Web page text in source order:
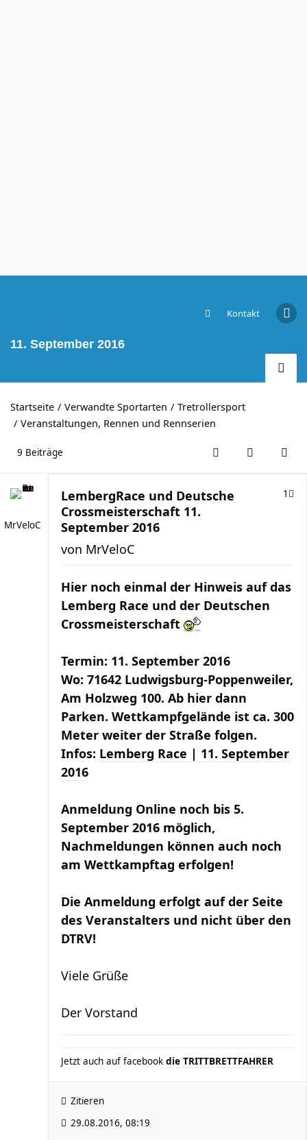
Kontakt
LembergRace und Deutsche Crossmeisterschaft
11. September 2016
Startseite Verwandte Sportarten
Tretrollersport
Veranstaltungen, Rennen und Rennserien
9 Beiträge
MrVeloC
LembergRace und Deutsche
Crossmeisterschaft 11.
September 2016
1
von MrVeloC
Hier noch einmal der Hinweis auf das
Lemberg Race und der Deutschen
Crossmeisterschaft
Termin: 11. September 2016
Wo: 71642 Ludwigsburg-Poppenweiler,
Am Holzweg 100. Ab hier dann
Parken. Wettkampfgelände ist ca. 300
Meter weiter der Straße folgen.
Infos: Lemberg Race | 11. September
2016
Anmeldung Online noch bis 5.
September 2016 möglich,
Nachmeldungen können auch noch
am Wettkampftag erfolgen!
Die Anmeldung erfolgt auf der Seite
des Veranstalters und nicht über den
DTRV!
Viele Grüße
Der Vorstand
Jetzt auch auf facebook die TRITTBRETTFAHRER
Zitieren
29.08.2016, 08:19